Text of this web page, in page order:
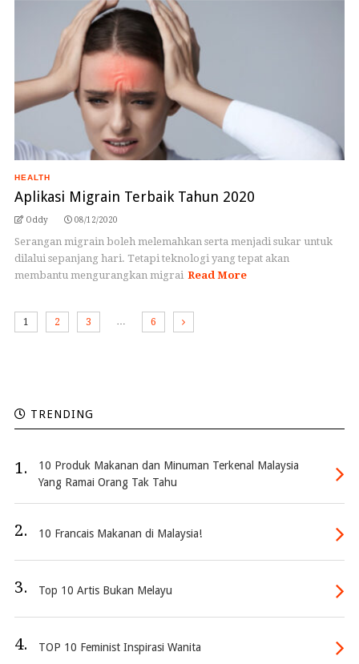
HEALTH
Aplikasi Migrain Terbaik Tahun 2020
Oddy 08/12/2020
Serangan migrain boleh melemahkan serta menjadi sukar untuk
dilalui sepanjang hari. Tetapi teknologi yang tepat akan
membantu mengurangkan migrai Read More
1 2 3 … 6
TRENDING
1.
10 Produk Makanan dan Minuman Terkenal Malaysia
Yang Ramai Orang Tak Tahu
2. 10 Francais Makanan di Malaysia!
3. Top 10 Artis Bukan Melayu
4. TOP 10 Feminist Inspirasi Wanita